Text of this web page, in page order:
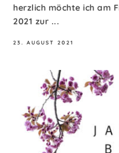
herzlich möchte ich am
2021 zur ...
23. AUGUST 2021